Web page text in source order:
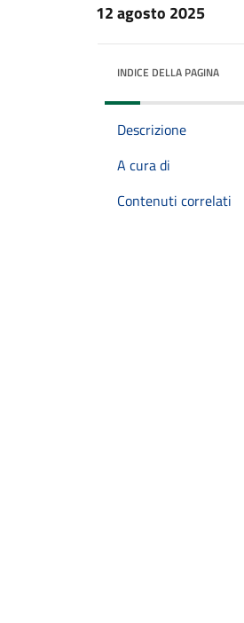
12 agosto 2025
INDICE DELLA PAGINA
Descrizione
A cura di
Contenuti correlati